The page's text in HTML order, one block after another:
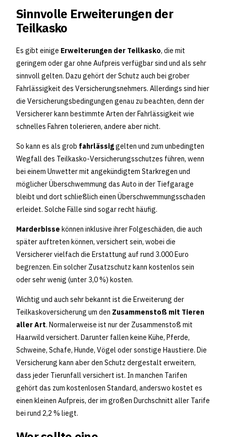
Sinnvolle Erweiterungen der
Teilkasko
Es gibt einige Erweiterungen der Teilkasko, die mit
geringem oder gar ohne Aufpreis verfügbar sind und als sehr
sinnvoll gelten. Dazu gehört der Schutz auch bei grober
Fahrlässigkeit des Versicherungsnehmers. Allerdings sind hier
die Versicherungsbedingungen genau zu beachten, denn der
Versicherer kann bestimmte Arten der Fahrlässigkeit wie
schnelles Fahren tolerieren, andere aber nicht.
So kann es als grob fahrlässiggelten und zum unbedingten
Wegfall des Teilkasko-Versicherungsschutzes führen, wenn
bei einem Unwetter mit angekündigtem Starkregen und
möglicher Überschwemmung das Auto in der Tiefgarage
bleibt und dort schließlich einen Überschwemmungsschaden
erleidet. Solche Fälle sind sogar recht häufig.
Marderbisse können inklusive ihrer Folgeschäden, die auch
später auftreten können, versichert sein, wobei die
Versicherer vielfach die Erstattung auf rund 3.000 Euro
begrenzen. Ein solcher Zusatzschutz kann kostenlos sein
oder sehr wenig (unter 3,0 %) kosten.
Wichtig und auch sehr bekannt ist die Erweiterung der
Teilkaskoversicherung um den Zusammenstoß mit Tieren
aller Art. Normalerweise ist nur der Zusammenstoß mit
Haarwild versichert. Darunter fallen keine Kühe, Pferde,
Schweine, Schafe, Hunde, Vögel oder sonstige Haustiere. Die
Versicherung kann aber den Schutz dergestalt erweitern,
dass jeder Tierunfall versichert ist. In manchen Tarifen
gehört das zum kostenlosen Standard, anderswo kostet es
einen kleinen Aufpreis, der im großen Durchschnitt aller Tarife
bei rund 2,2 % liegt.